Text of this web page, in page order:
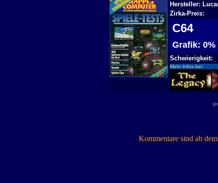
Hersteller:
Zirka-Preis:
C64
Grafik:
Schwierigkeit:
Mehr Infos bei:
Kommentare sind ab